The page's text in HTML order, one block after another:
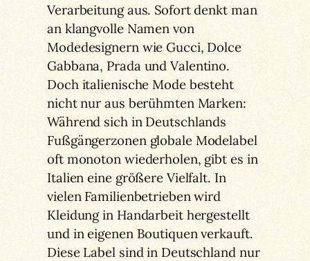
Verarbeitung aus. Sofort denkt man
an klangvolle Namen von
Modedesignern wie Gucci, Dolce
Gabbana, Prada und Valentino.
Doch italienische Mode besteht
nicht nur aus berühmten Marken:
Während sich in Deutschlands
Fußgängerzonen globale Modelabel
oft monoton wiederholen, gibt es in
Italien eine größere Vielfalt. In
vielen Familienbetrieben wird
Kleidung in Handarbeit hergestellt
und in eigenen Boutiquen verkauft.
Diese Label sind in Deutschland nur